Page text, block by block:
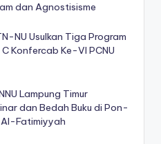
dan Agnostisisme
NU Usulkan Tiga Program
Konfercab Ke-VI PCNU
Lampung Timur
dan Bedah Buku di Pon-
Fatimiyyah